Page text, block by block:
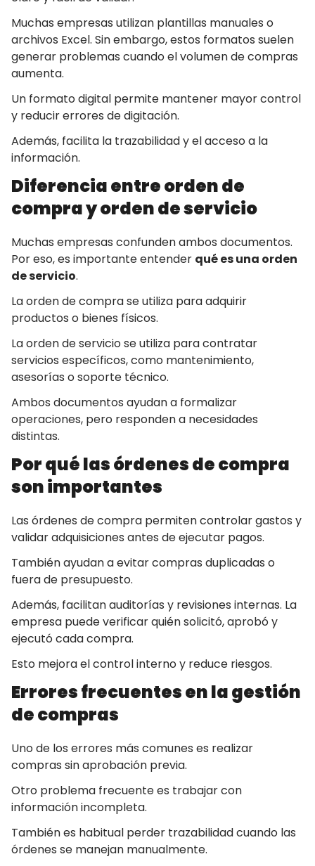
Muchas empresas utilizan plantillas manuales o
archivos Excel. Sin embargo, estos formatos suelen
generar problemas cuando el volumen de compras
aumenta.
Un formato digital permite mantener mayor control
y reducir errores de digitación.
Además, facilita la trazabilidad y el acceso a la
información.
Diferencia entre orden de
compra y orden de servicio
Muchas empresas confunden ambos documentos.
Por eso, es importante entender qué es una orden
de servicio.
La orden de compra se utiliza para adquirir
productos o bienes físicos.
La orden de servicio se utiliza para contratar
servicios específicos, como mantenimiento,
asesorías o soporte técnico.
Ambos documentos ayudan a formalizar
operaciones, pero responden a necesidades
distintas.
Por qué las órdenes de compra
son importantes
Las órdenes de compra permiten controlar gastos y
validar adquisiciones antes de ejecutar pagos.
También ayudan a evitar compras duplicadas o
fuera de presupuesto.
Además, facilitan auditorías y revisiones internas. La
empresa puede verificar quién solicitó, aprobó y
ejecutó cada compra.
Esto mejora el control interno y reduce riesgos.
Errores frecuentes en la gestión
de compras
Uno de los errores más comunes es realizar
compras sin aprobación previa.
Otro problema frecuente es trabajar con
información incompleta.
También es habitual perder trazabilidad cuando las
órdenes se manejan manualmente.